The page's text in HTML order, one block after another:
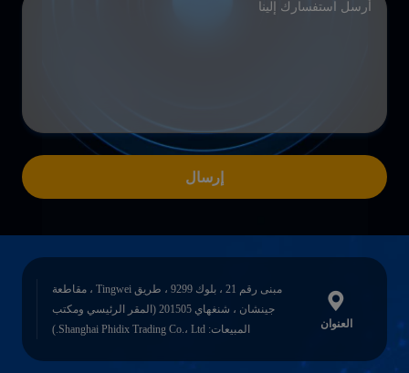
إرسال
العنوان
مبنى رقم 21 ، بلوك 9299 ، طريق Tingwei ، مقاطعة
جينشان ، شنغهاي 201505 (المقر الرئيسي ومكتب
المبيعات: Shanghai Phidix Trading Co.، Ltd.)